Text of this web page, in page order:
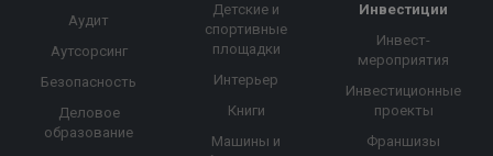
Аудит
Аутсорсинг
Безопасность
Деловое
образование
Детские и
спортивные
площадки
Интерьер
Книги
Машины и
Инвестиции
Инвест-
мероприятия
Инвестиционные
проекты
Франшизы